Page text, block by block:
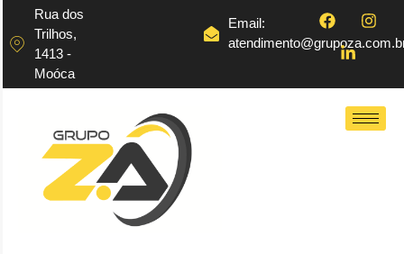
Rua dos
Trilhos,
1413 -
Moóca
Email: